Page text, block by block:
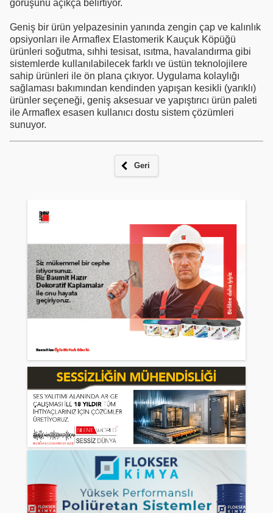
görüşünü açıkça belirtiyor.
Geniş bir ürün yelpazesinin yanında zengin çap ve kalınlık
opsiyonları ile Armaflex Elastomerik Kauçuk Köpüğü
ürünleri soğutma, sıhhi tesisat, ısıtma, havalandırma gibi
sistemlerde kullanılabilecek farklı ve üstün teknolojilere
sahip ürünleri ile ön plana çıkıyor. Uygulama kolaylığı
sağlaması bakımından kendinden yapışan kesikli (yarıklı)
ürünler seçeneği, geniş aksesuar ve yapıştırıcı ürün paleti
ile Armaflex esasen kullanıcı dostu sistem çözümleri
sunuyor.
Geri